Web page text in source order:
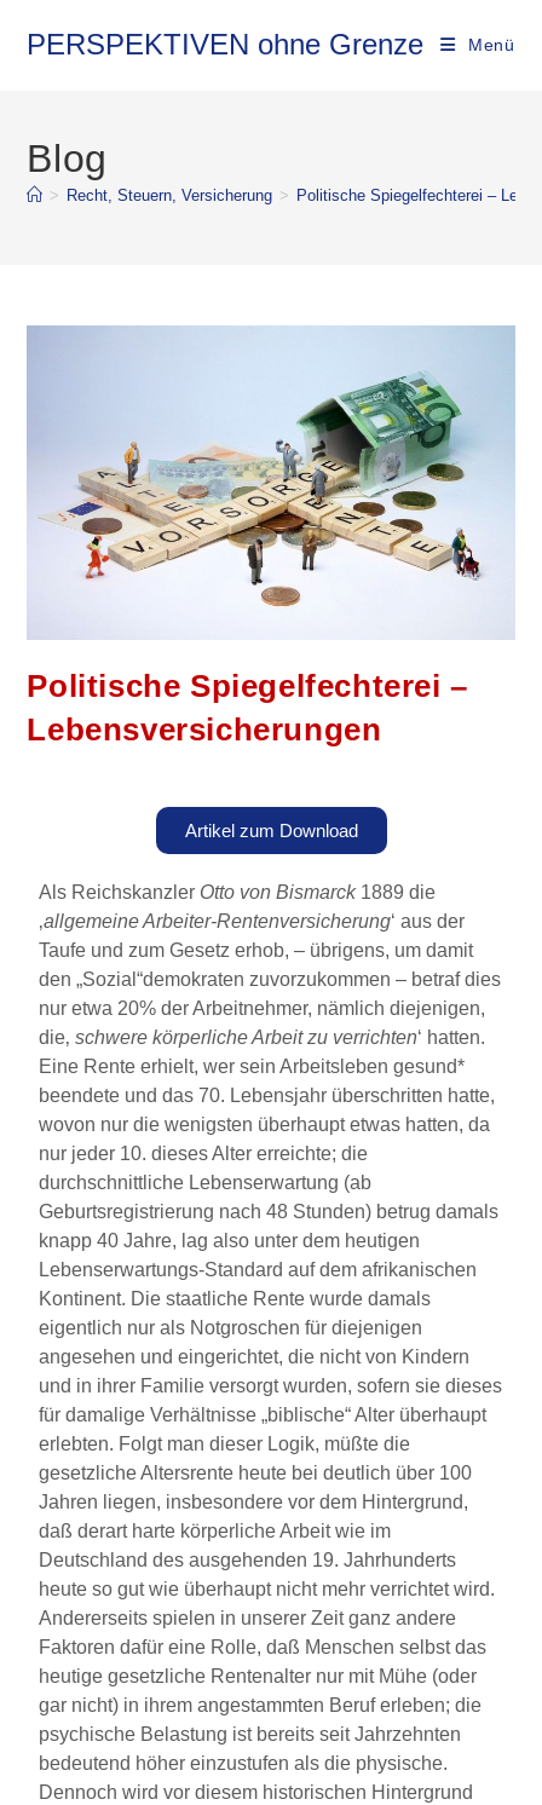
PERSPEKTIVEN ohne Grenze Menü
Blog
> Recht, Steuern, Versicherung > Politische Spiegelfechterei –
Politische Spiegelfechterei –
Lebensversicherungen
Artikel zum Download
Als Reichskanzler Otto von Bismarck1889 die
‚allgemeine Arbeiter-Rentenversicherung‘ aus der
Taufe und zum Gesetz erhob, – übrigens, um damit
den „Sozial“demokraten zuvorzukommen – betraf dies
nur etwa 20% der Arbeitnehmer, nämlich diejenigen,
die‚schwere körperliche Arbeit zu verrichten‘ hatten.
Eine Rente erhielt, wer sein Arbeitsleben gesund*
beendete und das 70. Lebensjahr überschritten hatte,
wovon nur die wenigsten überhaupt etwas hatten, da
nur jeder 10. dieses Alter erreichte; die
durchschnittliche Lebenserwartung (ab
Geburtsregistrierung nach 48 Stunden) betrug damals
knapp 40 Jahre, lag also unter dem heutigen
Lebenserwartungs-Standard auf dem afrikanischen
Kontinent. Die staatliche Rente wurde damals
eigentlich nur als Notgroschen für diejenigen
angesehen und eingerichtet, die nicht von Kindern
und in ihrer Familie versorgt wurden, sofern sie dieses
für damalige Verhältnisse „biblische“ Alter überhaupt
erlebten. Folgt man dieser Logik, müßte die
gesetzliche Altersrente heute bei deutlich über 100
Jahren liegen, insbesondere vor dem Hintergrund,
daß derart harte körperliche Arbeit wie im
Deutschland des ausgehenden 19. Jahrhunderts
heute so gut wie überhaupt nicht mehr verrichtet wird.
Andererseits spielen in unserer Zeit ganz andere
Faktoren dafür eine Rolle, daß Menschen selbst das
heutige gesetzliche Rentenalter nur mit Mühe (oder
gar nicht) in ihrem angestammten Beruf erleben; die
psychische Belastung ist bereits seit Jahrzehnten
bedeutend höher einzustufen als die physische.
Dennoch wird vor diesem historischen Hintergrund